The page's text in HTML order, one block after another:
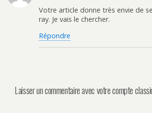
Votre article donne très envie de
ray. Je vais le chercher.
Répondre
Laisser un commentaire avec votre compte